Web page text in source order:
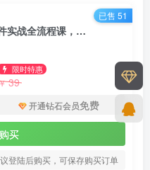
零基础打造知识付费产品：AI课件实战全流程课，AI做课件+开店上架+运营一步到位
限时特惠
39
开通钻石会员免费
买
登陆后购买，可保存购买订单
已售 51